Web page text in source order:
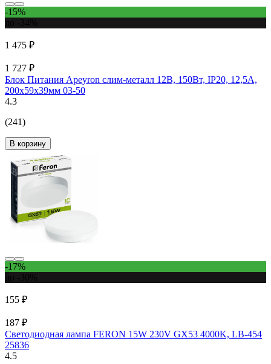
-15%
1 475 ₽
1 727 ₽
Блок Питания Apeyron слим-металл 12В, 150Вт, IP20, 12,5А,
200х59х39мм 03-50
4.3
(241)
В корзину
-17%
155 ₽
187 ₽
Светодиодная лампа FERON 15W 230V GX53 4000K, LB-454
25836
4.5